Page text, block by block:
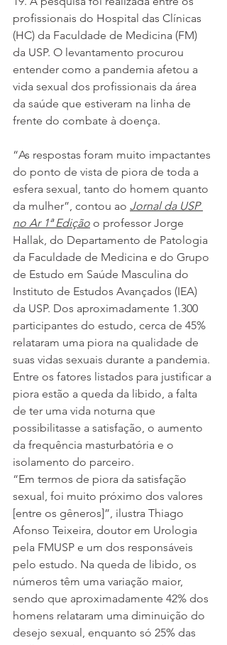
profissionais do Hospital das Clínicas
(HC) da Faculdade de Medicina (FM)
da USP. O levantamento procurou
entender como a pandemia afetou a
vida sexual dos profissionais da área
da saúde que estiveram na linha de
frente do combate à doença.
“As respostas foram muito impactantes
do ponto de vista de piora de toda a
esfera sexual, tanto do homem quanto
da mulher”, contou ao Jornal da USP
no Ar 1ª Edição o professor Jorge
Hallak, do Departamento de Patologia
da Faculdade de Medicina e do Grupo
de Estudo em Saúde Masculina do
Instituto de Estudos Avançados (IEA)
da USP. Dos aproximadamente 1.300
participantes do estudo, cerca de 45%
relataram uma piora na qualidade de
suas vidas sexuais durante a pandemia.
Entre os fatores listados para justificar a
piora estão a queda da libido, a falta
de ter uma vida noturna que
possibilitasse a satisfação, o aumento
da frequência masturbatória e o
isolamento do parceiro.
“Em termos de piora da satisfação
sexual, foi muito próximo dos valores
[entre os gêneros]”, ilustra Thiago
Afonso Teixeira, doutor em Urologia
pela FMUSP e um dos responsáveis
pelo estudo. Na queda de libido, os
números têm uma variação maior,
sendo que aproximadamente 42% dos
homens relataram uma diminuição do
desejo sexual, enquanto só 25% das